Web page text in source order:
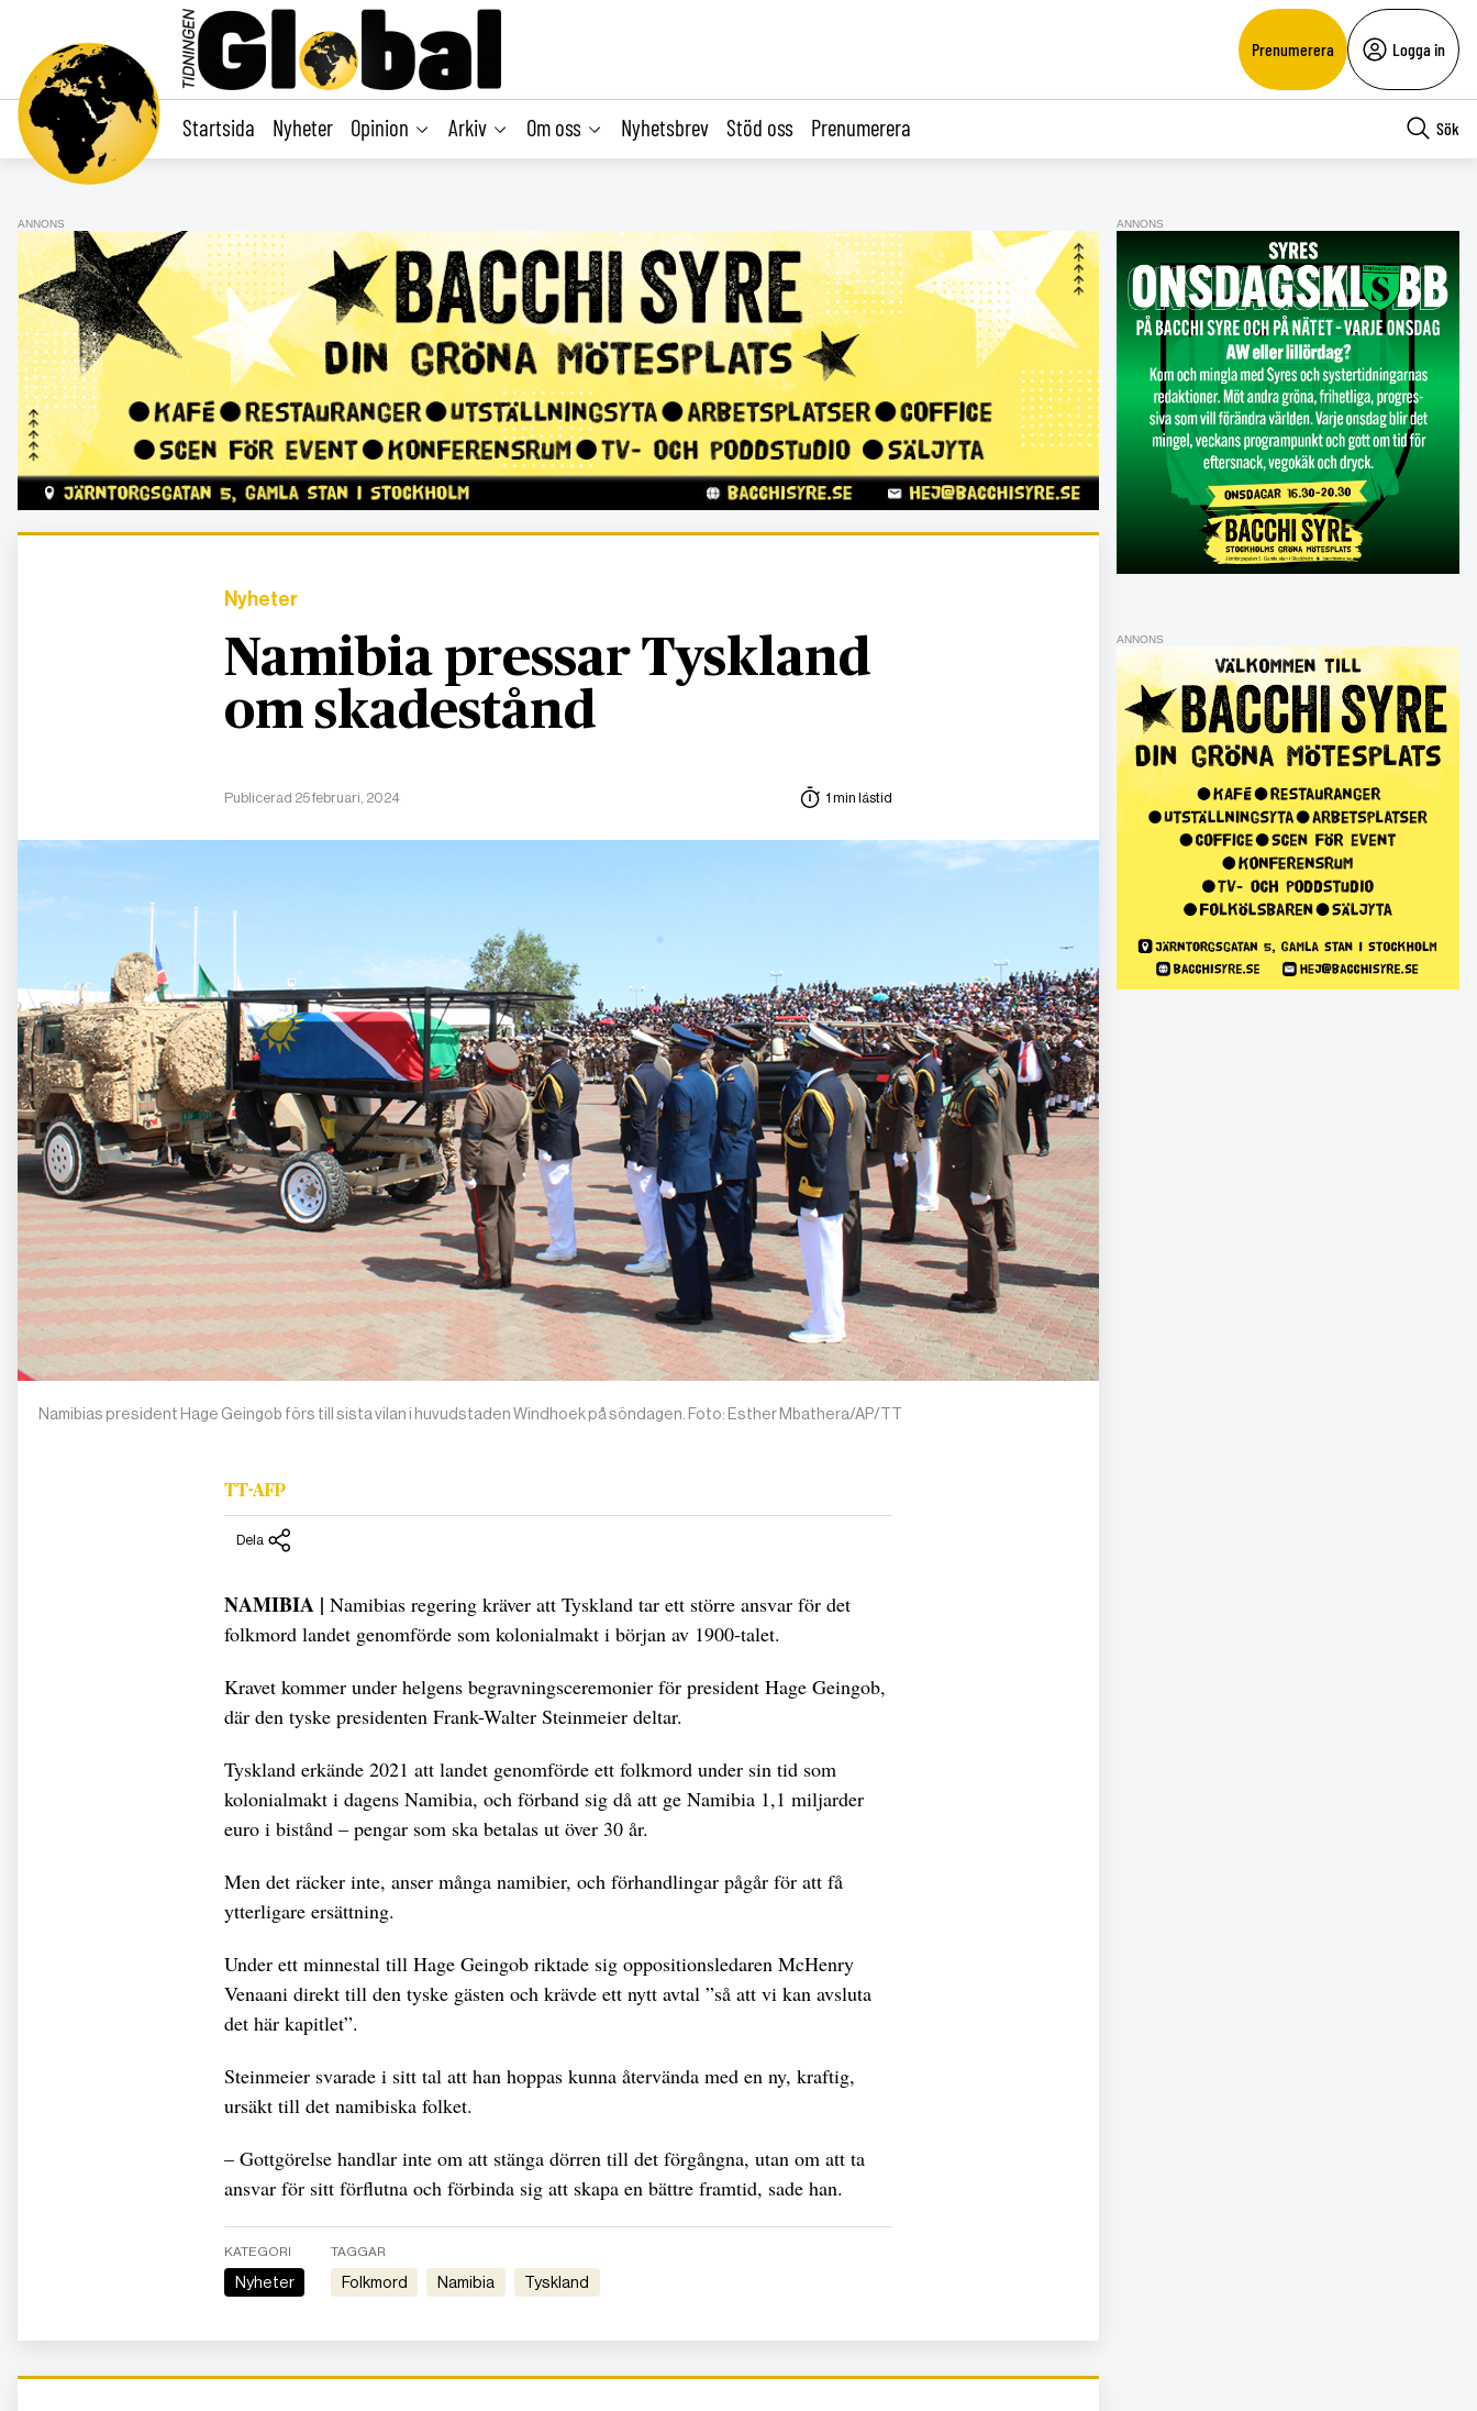
Prenumerera Logga in
Startsida Nyheter Opinion Arkiv Om oss Nyhetsbrev Stöd oss Prenumerera Sök
ANNONS
Nyheter
Namibia pressar Tyskland
om skadestånd
Publicerad 25 februari, 2024 1 min lästid
Namibias president Hage Geingob förs till sista vilan i huvudstaden Windhoek på söndagen. Foto: Esther Mbathera/AP/TT
TT-AFP
Dela
NAMIBIA | Namibias regering kräver att Tyskland tar ett större ansvar för det
folkmord landet genomförde som kolonialmakt i början av 1900-talet.
Kravet kommer under helgens begravningsceremonier för president Hage Geingob,
där den tyske presidenten Frank-Walter Steinmeier deltar.
Tyskland erkände 2021 att landet genomförde ett folkmord under sin tid som
kolonialmakt i dagens Namibia, och förband sig då att ge Namibia 1,1 miljarder
euro i bistånd – pengar som ska betalas ut över 30 år.
Men det räcker inte, anser många namibier, och förhandlingar pågår för att få
ytterligare ersättning.
Under ett minnestal till Hage Geingob riktade sig oppositionsledaren McHenry
Venaani direkt till den tyske gästen och krävde ett nytt avtal ”så att vi kan avsluta
det här kapitlet”.
Steinmeier svarade i sitt tal att han hoppas kunna återvända med en ny, kraftig,
ursäkt till det namibiska folket.
– Gottgörelse handlar inte om att stänga dörren till det förgångna, utan om att ta
ansvar för sitt förflutna och förbinda sig att skapa en bättre framtid, sade han.
KATEGORI
Nyheter
TAGGAR
folkmord Namibia Tyskland
ANNONS
ANNONS
DET GLOBALA PRESSTÖDET